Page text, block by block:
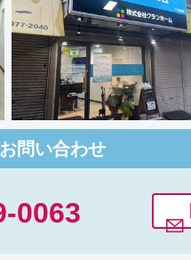
問い合わせ
0063